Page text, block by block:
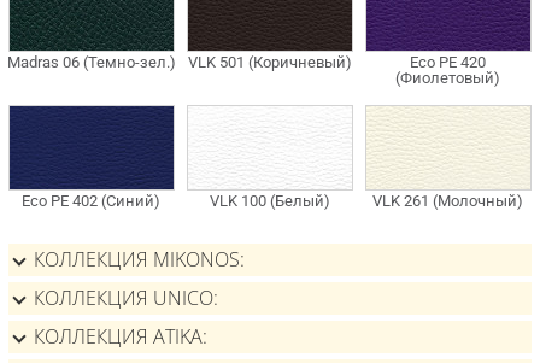
КОЛЛЕКЦИЯ MIKONOS
КОЛЛЕКЦИЯ UNICO
КОЛЛЕКЦИЯ ATIKA